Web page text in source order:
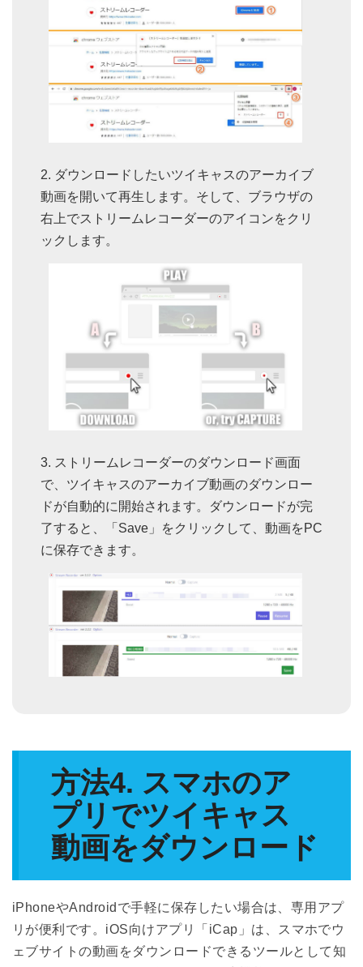
ダウンロードしたいツイキャスのアーカイブ
動画を開いて再生します。そして、ブラウザの
右上でストリームレコーダーのアイコンをクリ
ックします。
ストリームレコーダーのダウンロード画面
で、ツイキャスのアーカイブ動画のダウンロー
ドが自動的に開始されます。ダウンロードが完
了すると、「Save」をクリックして、動画をPC
に保存できます。
方法4. スマホのア
プリでツイキャス
動画をダウンロード
iPhoneやAndroidで手軽に保存したい場合は、専用アプ
リが便利です。iOS向けアプリ「iCap」は、スマホでウ
ェブサイトの動画をダウンロードできるツールとして知